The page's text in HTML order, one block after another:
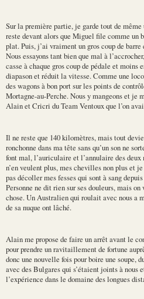
Sur la première partie, je garde tout de
reste devant alors que Miguel file comme un
plat. Puis, j’ai vraiment un gros coup de
Nous essayons tant bien que mal à
casse à chaque gros coup de pédale et moins
diapason et réduit la vitesse. Comme une
des wagons à bon port sur les points de
Mortagne-au-Perche. Nous y mangeons et je
Alain et Cricri du Team Ventoux que l’on
Il ne reste que 140 kilomètres, mais tout
ronchonne dans ma tête sans qu’un son ne
font mal, l’auriculaire et l’annulaire des deux
n’en veulent plus, mes chevilles non plus et
pas décoller mes fesses qui sont à sang
Personne ne dit rien sur ses douleurs, mais
chose. Un Australien qui roulait avec nous a
de sa nuque ont lâché.
Alain me propose de faire un arrêt avant le
pour prendre un ravitaillement de fortune
donc une nouvelle fois pour boire une soupe,
avec des Bulgares qui s’étaient joints à nous
l’expérience dans le domaine des longues